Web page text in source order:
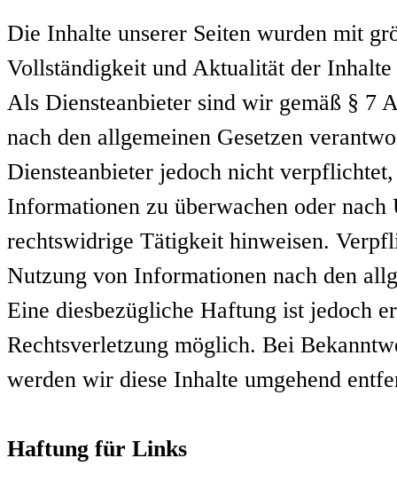
Die Inhalte unserer Seiten wurden mit
Vollständigkeit und Aktualität der
Als Diensteanbieter sind wir gemäß § 7
nach den allgemeinen Gesetzen
Diensteanbieter jedoch nicht
Informationen zu überwachen oder
rechtswidrige Tätigkeit hinweisen.
Nutzung von Informationen nach den
Eine diesbezügliche Haftung ist jedoch
Rechtsverletzung möglich. Bei
werden wir diese Inhalte umgehend
Haftung für Links